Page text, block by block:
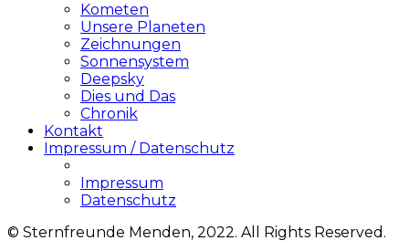
Kometen
Unsere Planeten
Zeichnungen
Sonnensystem
Deepsky
Dies und Das
Chronik
Kontakt
Impressum / Datenschutz
Impressum
Datenschutz
© Sternfreunde Menden, 2022. All Rights Reserved.